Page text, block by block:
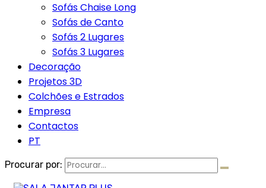
Sofás Chaise Long
Sofás de Canto
Sofás 2 Lugares
Sofás 3 Lugares
Decoração
Projetos 3D
Colchões e Estrados
Empresa
Contactos
PT
Procurar por: